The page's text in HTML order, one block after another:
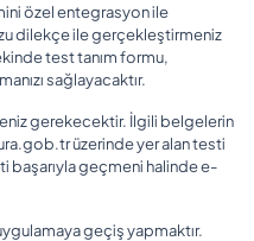
özel entegrasyon ile
dilekçe ile gerçekleştirmeniz
test tanım formu,
sağlayacaktır.
gerekecektir. İlgili belgelerin
üzerinde yer alan testi
başarıyla geçmeni halinde e-
geçiş yapmaktır.